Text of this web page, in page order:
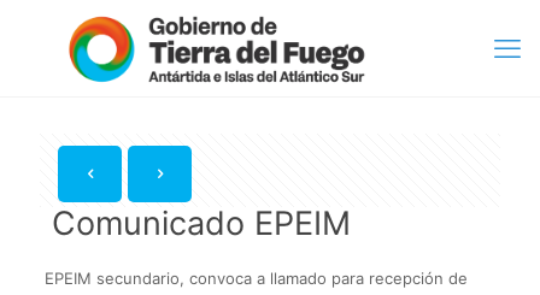
Comunicado EPEIM
EPEIM secundario, convoca a llamado para recepción de